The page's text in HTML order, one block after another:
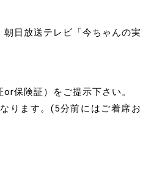
朝日放送テレビ「今ちゃんの実
保険証）をご提示下さい。
ります。(5分前にはご着席お